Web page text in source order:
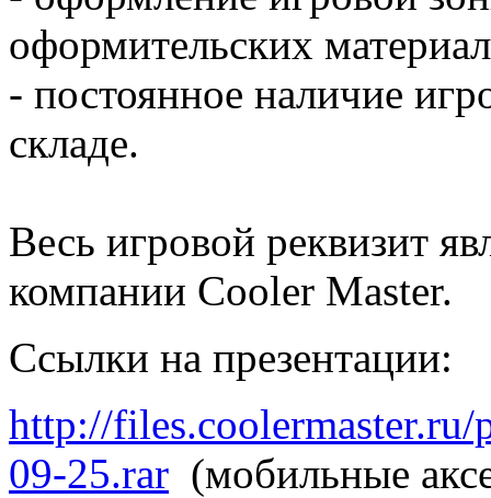
оформительских
- постоянное наличие
складе.
Весь игровой реквизит
компании Cooler Master.
Ссылки на презентации:
http://
09-25.rar (мобильные